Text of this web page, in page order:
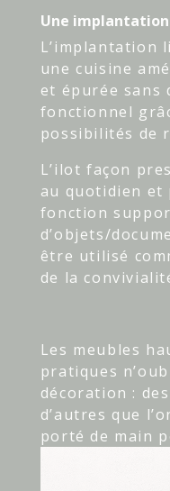
Une
L’implantation
une cuisine
et épurée sans
fonctionnel
possibilités de
L’ilot façon
au quotidien et
fonction
d’objets/
être utilisé
de la
Les meubles
pratiques
décoration :
d’autres que
porté de main